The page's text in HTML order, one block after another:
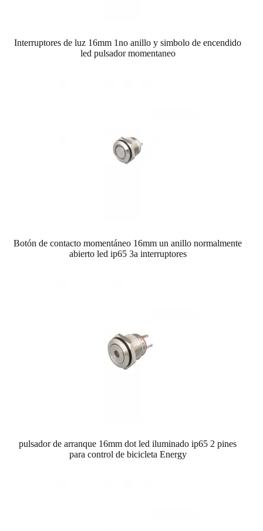
Interruptores de luz 16mm 1no anillo y simbolo de encendido
led pulsador momentaneo
Botón de contacto momentáneo 16mm un anillo normalmente
abierto led ip65 3a interruptores
pulsador de arranque 16mm dot led iluminado ip65 2 pines
para control de bicicleta Energy